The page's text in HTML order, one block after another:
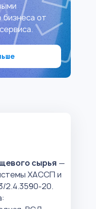
от
сырья —
ХАССП и
2.4.3590-20.